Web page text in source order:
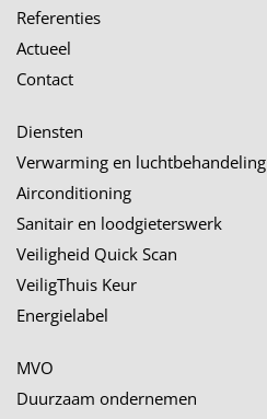
Referenties
Actueel
Contact
Diensten
Verwarming en luchtbehandeling
Airconditioning
Sanitair en loodgieterswerk
Veiligheid Quick Scan
VeiligThuis Keur
Energielabel
MVO
Duurzaam ondernemen